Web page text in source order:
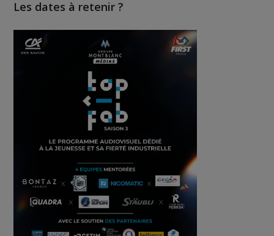
Les dates à retenir ?